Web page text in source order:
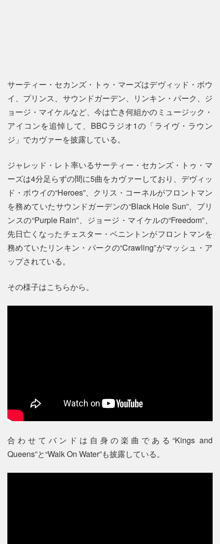
サーティー・セカンズ・トゥ・マーズはデヴィッド・ボウ
イ、プリンス、サウンドガーデン、リンキン・パーク、ジ
ョージ・マイケルなど、今は亡き何組かのミュージック・
アイコンを追悼して、BBCラジオ1の「ライヴ・ラウン
ジ」でカヴァーを披露している。
ジャレッド・レト率いるサーティー・セカンズ・トゥ・マ
ーズは4分足らずの間に5曲をカヴァーしており、デヴィッ
ド・ボウイの“Heroes”、クリス・コーネルがフロントマン
を務めていたサウンドガーデンの“Black Hole Sun”、プリ
ンスの“Purple Rain”、ジョージ・マイケルの“Freedom”、
先日亡くなったチェスター・ベニントンがフロントマンを
務めていたリンキン・パークの“Crawling”がマッシュ・ア
ップされている。
その様子はこちらから。
合わせてバンドは自身の楽曲である“Kings and
Queens”と“Walk On Water”も披露している。